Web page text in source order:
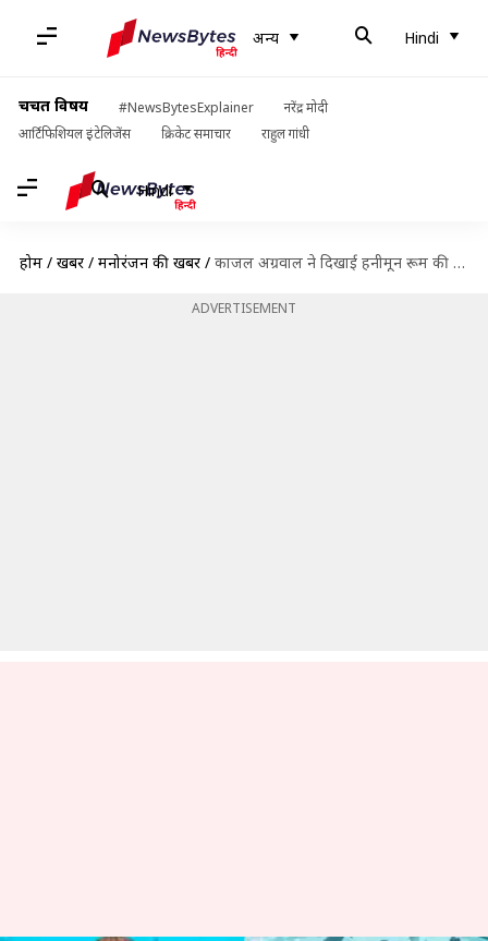
अन्य Hindi
चर्चित विषय #NewsBytesExplainer
नरेंद्र मोदी
आर्टिफिशियल इंटेलिजेंस
क्रिकेट समाचार राहुल गांधी
Hindi
होम / खबरें / मनोरंजन की खबरें / काजल अग्रवाल ने दिखाई हनीमून रूम की तस्वीरें, 37 लाख रुपये है एक रात का किराया
ADVERTISEMENT